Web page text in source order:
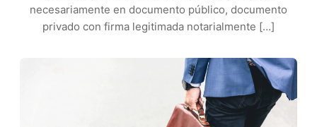
necesariamente en documento público, documento
privado con firma legitimada notarialmente […]